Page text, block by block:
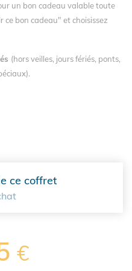
un bon cadeau valable toute
ce bon cadeau" et choisissez
(hors veilles, jours fériés, ponts,
ce coffret
€